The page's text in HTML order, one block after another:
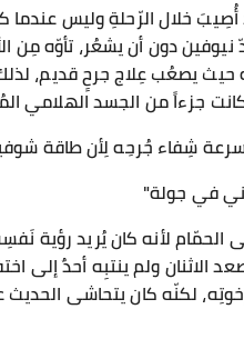
خلال الرّحلةِ وليس عندما
نيوفين دون أن يشعُر، تأوّه مِن
يصعُب عِلاج جرحٍ قديم،
جزءاً من الجسد الهلامي
شِفاء جُرحِه لِأن طاقة
في جولة"
الحمّام لأنه كان يُريد رؤية
الاثنان ولم ينتبِه أحدٌ
لكنّه كان يتحاشى